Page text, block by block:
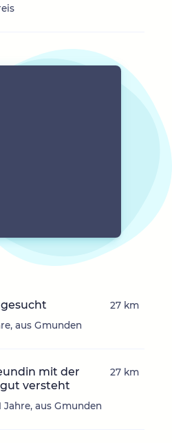
aus Gmunden
27 km
mit der
versteht
Jahre, aus Gmunden
27 km